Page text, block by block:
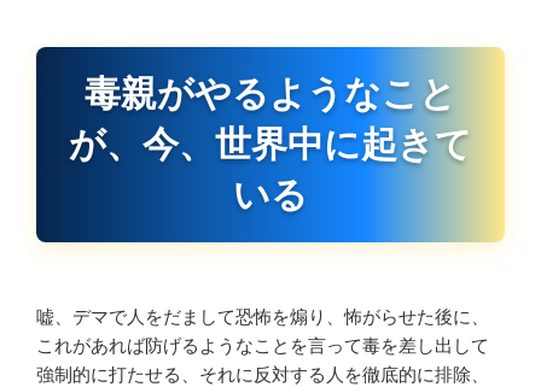
毒親がやるようなこと
が、今、世界中に起きて
いる
嘘、デマで人をだまして恐怖を煽り、怖がらせた後に、
これがあれば防げるようなことを言って毒を差し出して
強制的に打たせる、それに反対する人を徹底的に排除、